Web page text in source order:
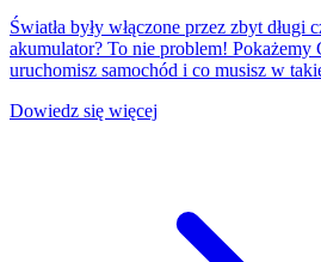
Światła były włączone przez zbyt długi
akumulator? To nie problem! Pokażemy
uruchomisz samochód i co musisz w
Dowiedz się więcej